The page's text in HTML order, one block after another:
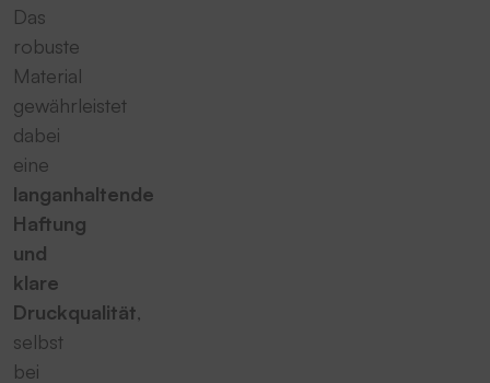
Das
robuste
Material
gewährleistet
dabei
eine
langanhaltende
Haftung
und
klare
Druckqualität,
selbst
bei